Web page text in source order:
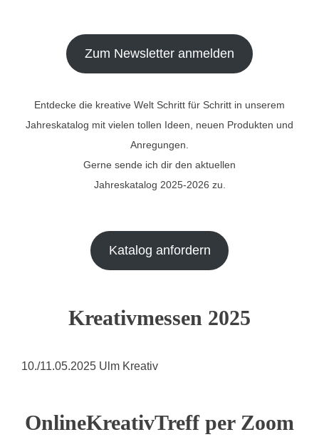
Zum Newsletter anmelden
Entdecke die kreative Welt Schritt für Schritt in unserem
Jahreskatalog mit vielen tollen Ideen, neuen Produkten und
Anregungen.
Gerne sende ich dir den aktuellen
Jahreskatalog 2025-2026 zu.
Katalog anfordern
Kreativmessen 2025
10./11.05.2025 Ulm Kreativ
OnlineKreativTreff per Zoom